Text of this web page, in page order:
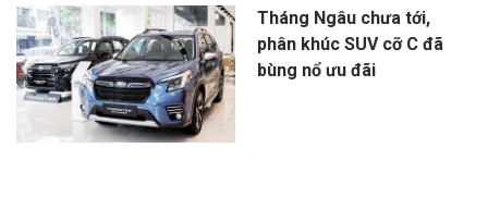
Tháng Ngâu chưa tới,
phân khúc SUV cỡ C đã
bùng nổ ưu đãi